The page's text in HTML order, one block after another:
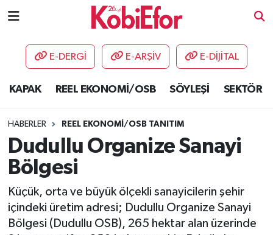
E-DERGİ E-ARŞİV E-DİJİTAL
KAPAK REEL EKONOMİ/OSB SÖYLEŞİ SEKTÖR
HABERLER REEL EKONOMİ/OSB TANITIM
Dudullu Organize Sanayi
Bölgesi
Küçük, orta ve büyük ölçekli sanayicilerin şehir
içindeki üretim adresi; Dudullu Organize Sanayi
Bölgesi (Dudullu OSB), 265 hektar alan üzerinde
AKADEMİ
DESTEK-TEŞVİK
ETKİNLİK
GÜNCEL
HABERLER
KAPAK